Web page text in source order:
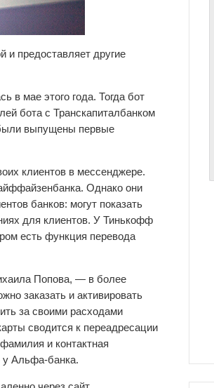
и предоставляет другие
в мае этого года. Тогда бот
бота с Транскапиталбанком
выпущены первые
клиентов в мессенджере.
Однако они
банков: могут показать
для клиентов. У Тинькофф
есть функция перевода
Попова, — в более
заказать и активировать
за своими расходами
сводится к переадресации
и контактная
у Альфа-банка.